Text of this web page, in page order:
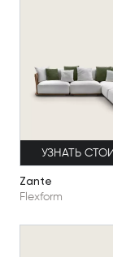
УЗНАТЬ
Zante
Flexform